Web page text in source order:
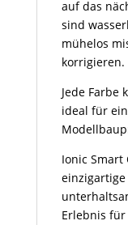
auf das
sind
mühelos
korrigieren.
Jede Farbe
ideal für
Ionic Smart
Erlebnis